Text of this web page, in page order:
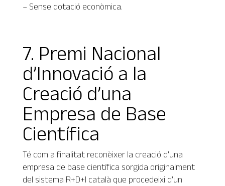
– Sense dotació econòmica.
7. Premi Nacional
d’Innovació a la
Creació d’una
Empresa de Base
Científica
Té com a finalitat reconèixer la creació d’una
empresa de base científica sorgida originalment
del sistema R+D+I català que procedeixi d’un